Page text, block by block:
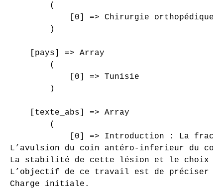
        (
[0] => Chirurgie orthopédique
        )
    [pays] => Array
        (
            [0] => Tunisie
        )
    [texte_abs] => Array
        (
[0] => Introduction : La
L’avulsion du coin antéro-inferieur du
La stabilité de cette lésion et le choix
L’objectif de ce travail est de préciser
Charge initiale.